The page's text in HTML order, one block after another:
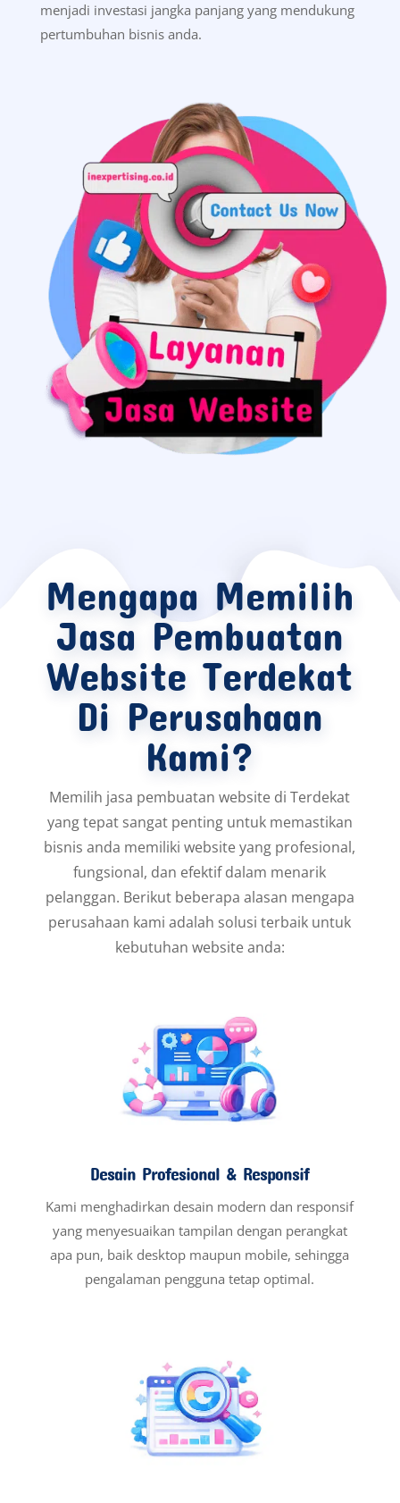
menjadi investasi jangka panjang yang mendukung
pertumbuhan bisnis anda.
Mengapa Memilih
Jasa Pembuatan
Website Terdekat
Di Perusahaan
Kami?
Memilih jasa pembuatan website di Terdekat
yang tepat sangat penting untuk memastikan
bisnis anda memiliki website yang profesional,
fungsional, dan efektif dalam menarik
pelanggan. Berikut beberapa alasan mengapa
perusahaan kami adalah solusi terbaik untuk
kebutuhan website anda:
Desain Profesional & Responsif
Kami menghadirkan desain modern dan responsif
yang menyesuaikan tampilan dengan perangkat
apa pun, baik desktop maupun mobile, sehingga
pengalaman pengguna tetap optimal.